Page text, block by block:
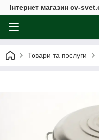
Інтернет магазин cv-
Товари та послуги